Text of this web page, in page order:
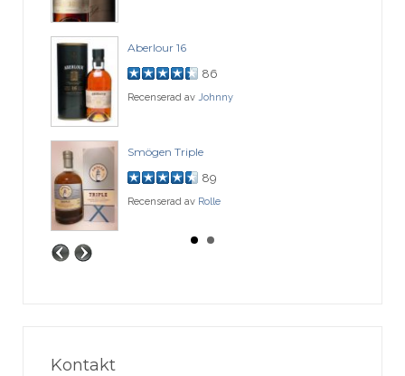
Aberlour 16
86
Recenserad av Johnny
Smögen Triple
89
Recenserad av Rolle
Kontakt